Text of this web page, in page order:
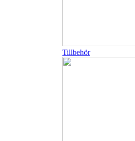
Tillbehör